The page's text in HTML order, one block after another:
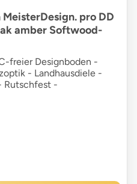
MeisterDesign. pro DD
amber Softwood-
freier Designboden -
- Landhausdiele -
Rutschfest -